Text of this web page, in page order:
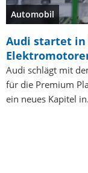
Automobil
Audi startet
Audi schlägt mit
für die Premium
ein neues Kapitel